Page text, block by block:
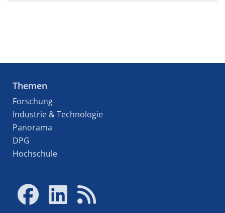
Themen
Forschung
Industrie & Technologie
Panorama
DPG
Hochschule